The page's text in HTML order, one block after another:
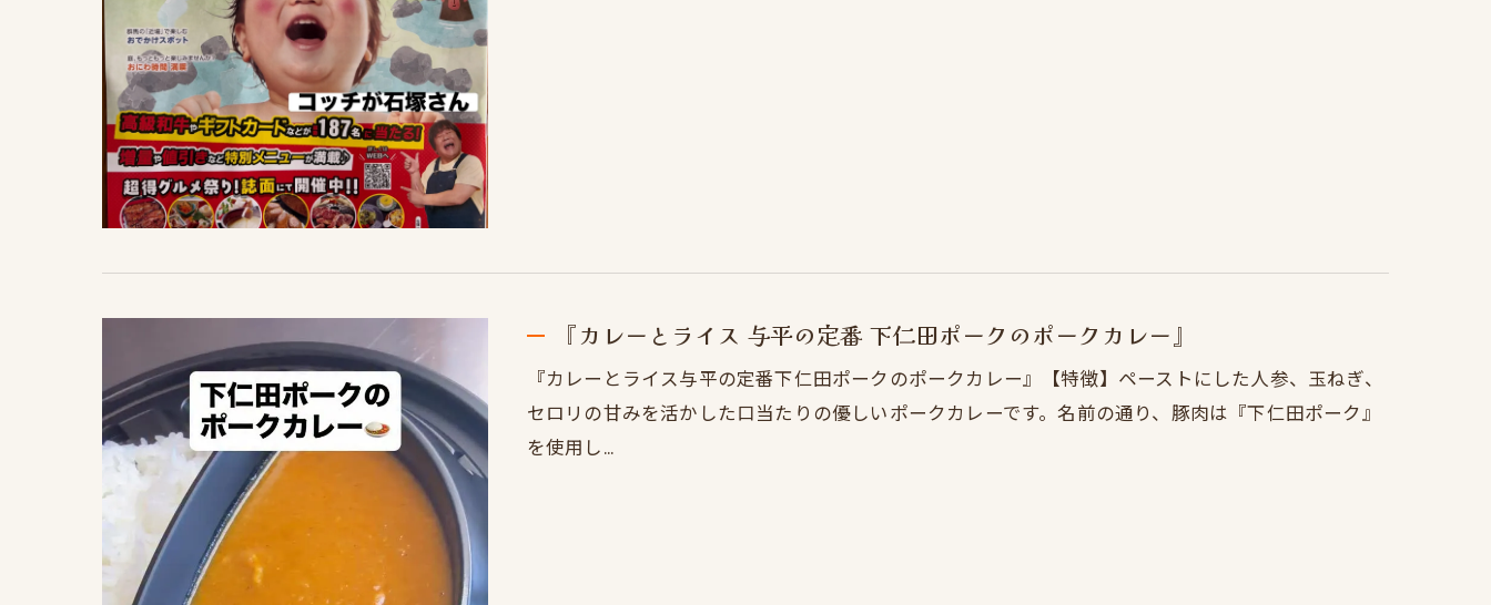
『カレーとライス 与平の定番 下仁田ポークのポークカレー』
『カレーとライス与平の定番下仁田ポークのポークカレー』【特徴】ペーストにした人参、玉ねぎ、
セロリの甘みを活かした口当たりの優しいポークカレーです。名前の通り、豚肉は『下仁田ポーク』
を使用し…